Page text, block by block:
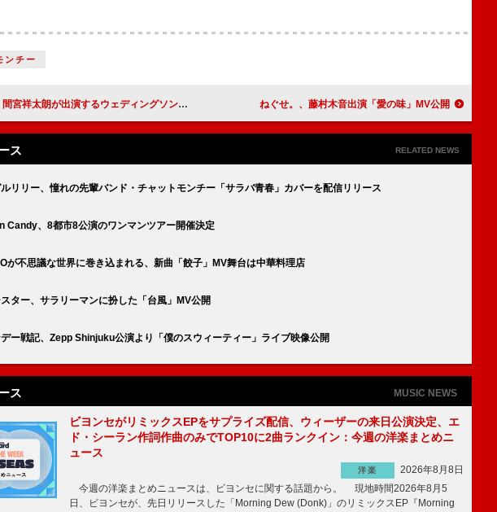
ンチー
太朗が出演するウェディングソング「Marry」MV公開 ねぐせ。、藤村木音出演「愛の味」MV公開
ス RELATED NEWS
ルリリー、憧れの先輩バンド・チャットモンチー「サラバ青春」カバーを配信リリース
Candy、8都市8公演のワンマンツアー開催決定
が不思議な世界に巻き込まれる、新曲「餃子」MV舞台は中華料理店
ター、サラリーマンに扮した「台風」MV公開
ー戦記、Zepp Shinjuku公演より「僕のスウィーティー」ライブ映像公開
ス MUSIC NEWS
ビヨンセがリミックスEPをサプライズ配信、ウィーザーの来日公演決定、エ
ド・シーラン作詞作曲のみでTOP10に2曲ランクイン：今週の洋楽まとめニ
ュース
洋楽
2026年8月8日
今週の洋楽まとめニュースは、ビヨンセに関する話題から。 現地時間2026年8月5
日、ビヨンセが、先日リリースした「Morning Dew (Donk)」のリミックスEP『Morning